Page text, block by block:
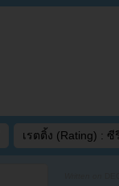
เรตติ้ง (Rating) : ซี